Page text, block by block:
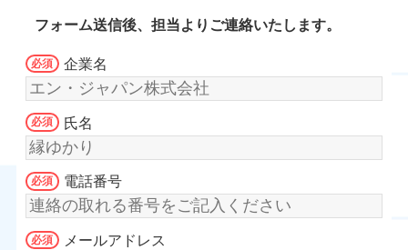
フォーム送信後、担当よりご連絡いたします。
企業名
氏名
電話番号
メールアドレス